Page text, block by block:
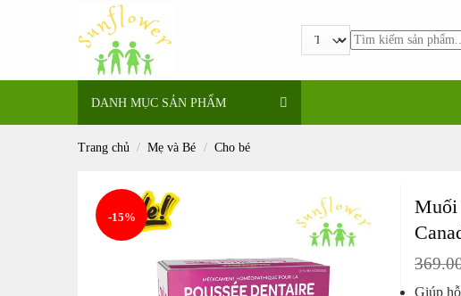
dung
Tìm
kiếm:
DANH MỤC SẢN PHẨM
Trang chủ / Mẹ và Bé / Cho bé
-15%
Muối
Giúp